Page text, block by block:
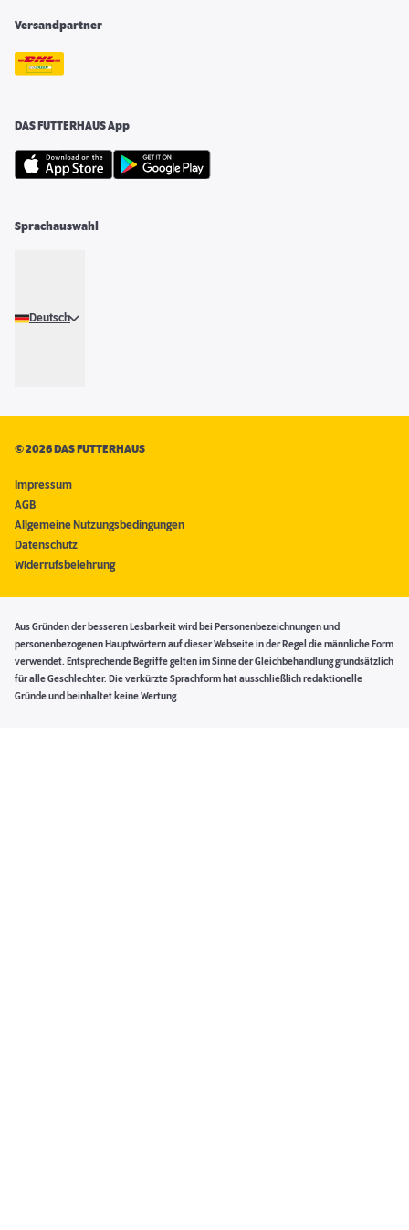
Versandpartner
DAS FUTTERHAUS App
Sprachauswahl
Deutsch
©2026 DAS FUTTERHAUS
Impressum
AGB
Allgemeine Nutzungsbedingungen
Datenschutz
Widerrufsbelehrung
Aus Gründen der besseren Lesbarkeit wird bei Personenbezeichnungen und
personenbezogenen Hauptwörtern auf dieser Webseite in der Regel die männliche Form
verwendet. Entsprechende Begriffe gelten im Sinne der Gleichbehandlung grundsätzlich
für alle Geschlechter. Die verkürzte Sprachform hat ausschließlich redaktionelle
Gründe und beinhaltet keine Wertung.